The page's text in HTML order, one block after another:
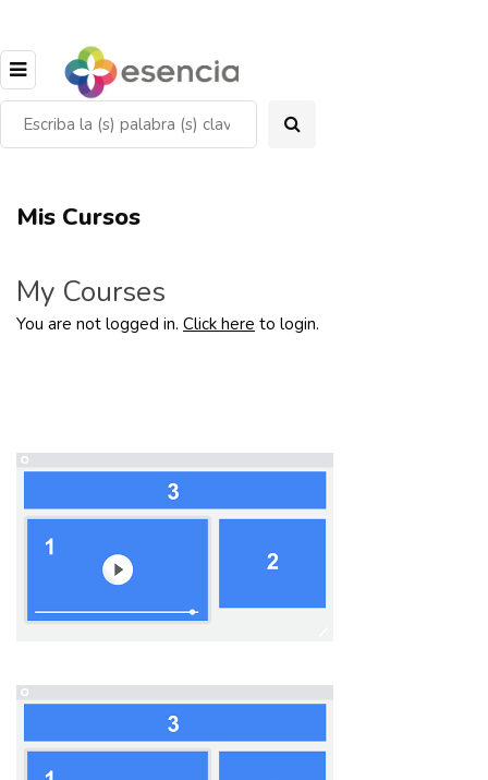
Mis Cursos
My Courses
You are not logged in. Click here to login.